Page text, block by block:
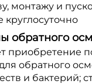
монтажу и
обратного
приобретение
обратного
и бактерий;